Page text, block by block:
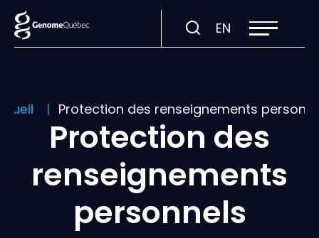
EN Visiter
la
:
English.
la
navigation
du
Protection des renseignements
Protection des
renseignements
personnels